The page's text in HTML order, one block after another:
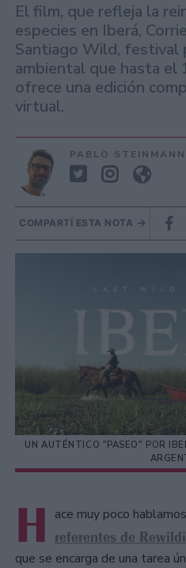
El film, que refleja la
especies en Iberá,
Santiago Wild, festival
ambiental que hasta el
ofrece una edición
virtual.
PABLO STEINMANN
COMPARTÍ ESTA NOTA
UN AUTÉNTICO "PASEO" POR
H ace muy poco
referentes de
que se encarga de una tarea